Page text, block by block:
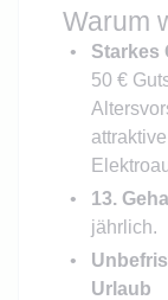
Warum
Starkes
50 €
13.
jährlich.
Urlaub